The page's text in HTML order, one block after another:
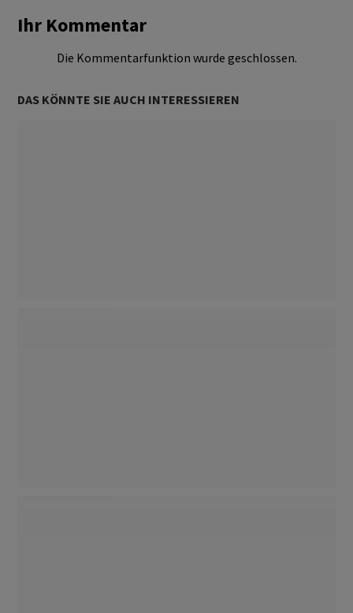
Ihr Kommentar
Die Kommentarfunktion wurde geschlossen.
DAS KÖNNTE SIE AUCH INTERESSIEREN